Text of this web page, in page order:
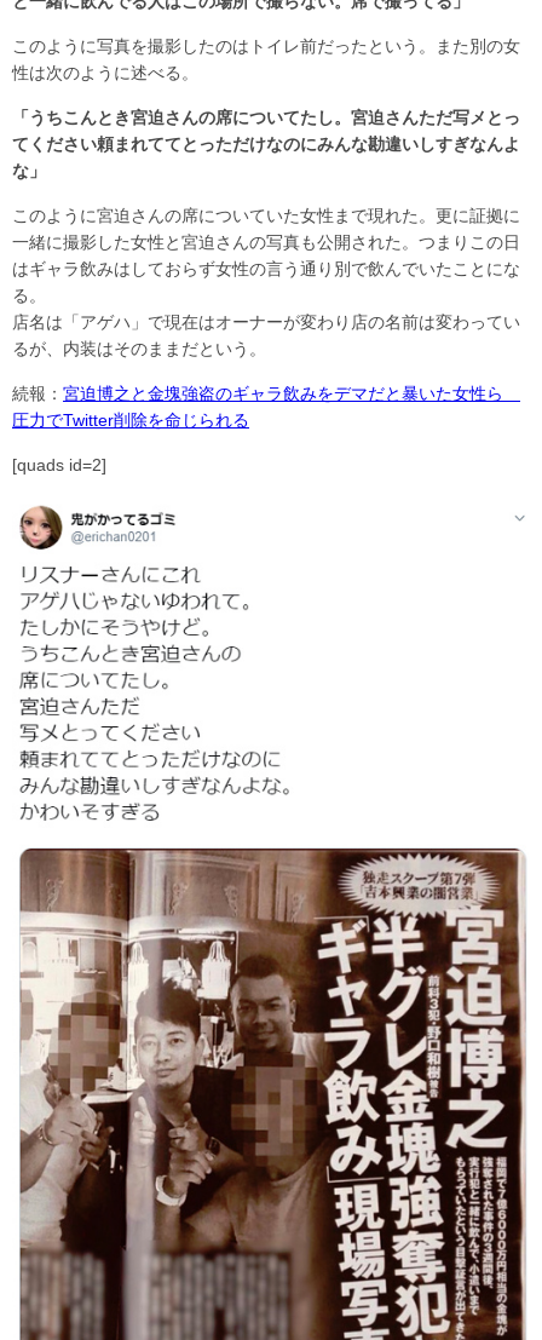
このように写真を撮影したのはトイレ前だったという。また別の女
性は次のように述べる。
「うちこんとき宮迫さんの席についてたし。宮迫さんただ写メとっ
てください頼まれててとっただけなのにみんな勘違いしすぎなんよ
な」
このように宮迫さんの席についていた女性まで現れた。更に証拠に
一緒に撮影した女性と宮迫さんの写真も公開された。つまりこの日
はギャラ飲みはしておらず女性の言う通り別で飲んでいたことにな
る。
店名は「アゲハ」で現在はオーナーが変わり店の名前は変わってい
るが、内装はそのままだという。
続報： 宮迫博之と金塊強盗のギャラ飲みをデマだと暴いた女性ら
圧力でTwitter削除を命じられる
[quads id=2]